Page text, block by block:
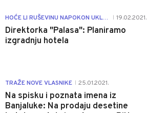
HOĆE LI RUŠEVINU NAPOKON UKLONITI? 19.02.2021.
Direktorka "Palasa": Planiramo
izgradnju hotela
TRAŽE NOVE VLASNIKE 25.01.2021.
Na spisku i poznata imena iz
Banjaluke: Na prodaju desetine